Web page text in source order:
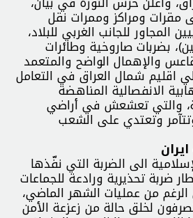
مقرات ومراكز وممرات نقل
المجاور للجانب الغربي للبلاد،
بضربات صاروخية وطائرات
والإهمال الواضح والمتعمد
اقليم شمال العراق في التعامل
الانفصالية المناهضة
والتي تعشعش في أراضي
وتعتدي على الشعب
الى الضربة التي نفّذها
ضربة تحذيرية ورادعة للجماعات
الرغم من عمليات الشهر الماضي،
لخلق حالة من زعزعة الأمن